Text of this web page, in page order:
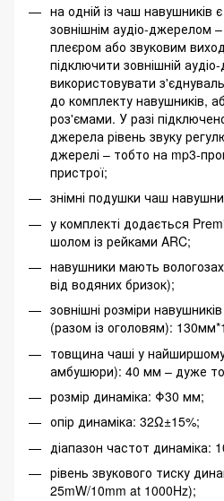
на одній із чаш навушників
зовнішнім аудіо-джерелом
плеєром або звуковим
підключити зовнішній
використовувати
до комплекту навушників,
роз'ємами. У разі
джерела рівень звуку
джерелі – тобто на mp3-
пристрої;
знімні подушки чаш
у комплекті додається
шолом із рейками ARC;
навушники мають
від водяних бризок);
зовнішні розміри
(разом із оголовям):
товщина чаші у
амбушюри): 40 мм – дуже
розмір динаміка: Φ30 мм;
опір динаміка: 32Ω±15%;
діапазон частот динаміка:
рівень звукового тиску
25mW/10mm at 1000Hz);